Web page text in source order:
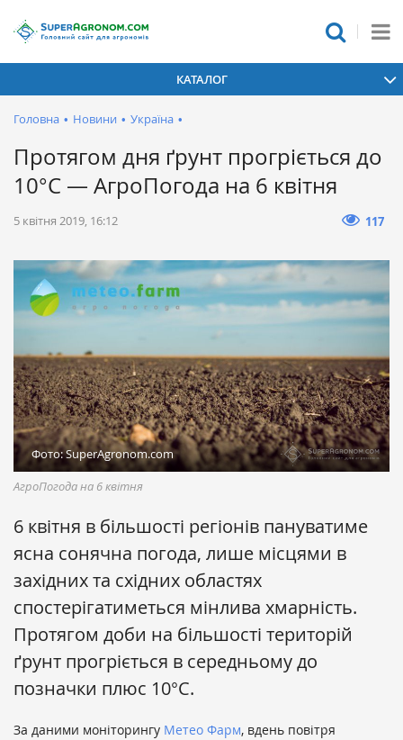
КАТАЛОГ
Головна • Новини • Україна •
Протягом дня ґрунт прогріється до
10°С — АгроПогода на 6 квітня
5 квітня 2019, 16:12 117
Фото: SuperAgronom.com
АгроПогода на 6 квітня
6 квітня в більшості регіонів пануватиме
ясна сонячна погода, лише місцями в
західних та східних областях
спостерігатиметься мінлива хмарність.
Протягом доби на більшості територій
ґрунт прогріється в середньому до
позначки плюс 10°С.
За даними моніторингу Метео Фарм, вдень повітря